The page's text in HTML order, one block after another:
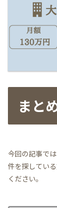
まと
今回の記事で
件を探してい
ください。